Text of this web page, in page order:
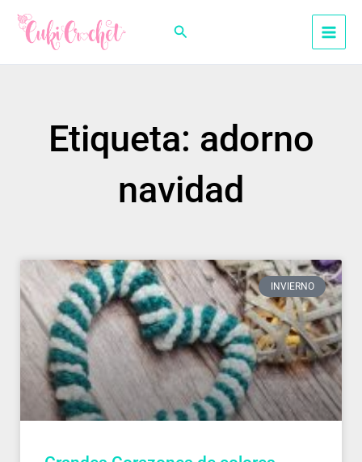
contenido
Buscar
Etiqueta: adorno
navidad
INVIERNO